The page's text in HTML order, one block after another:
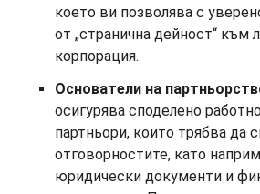
което ви позволява с
от „странична дейност“ към
корпорация.
Основатели на
осигурява споделено
партньори, които трябва да
отговорностите, като
юридически документи и